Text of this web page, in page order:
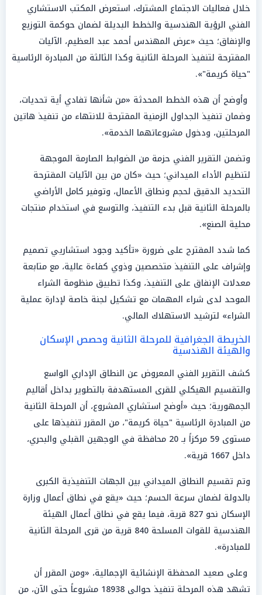
خلال فعاليات الاجتماع المشترك، استعرض المكتب الاستشاري
الفني الرؤية الهندسية والخطط البديلة لضمان حوكمة التوزيع
والإنفاق؛ حيث «عرض المهندس أحمد عبد العظيم، الآليات
المقترحة لتنفيذ المرحلة الثانية وكذا الثالثة من المبادرة الرئاسية
"حياة كريمة"».
وأوضح أن هذه الخطط المحدثة «من شأنها تفادي أية تحديات،
وضمان تنفيذ الجداول الزمنية المقترحة للانتهاء من تنفيذ هاتين
المرحلتين، ودخول مشروعاتهما الخدمة».
وتضمن التقرير الفني حزمة من الضوابط الصارمة الموجهة
لتنظيم الأداء الميداني؛ حيث «كان من بين الآليات المقترحة
التحديد الدقيق لحجم ونطاق الأعمال، وتوفير كامل الأراضي
بالمرحلة الثانية قبل بدء التنفيذ، والتوسع في استخدام منتجات
محلية الصنع».
كما شدد المقترح على ضرورة «تأكيد وجود استشاريي تصميم
وإشراف على التنفيذ متخصصين وذوي كفاءة عالية، مع متابعة
معدلات الإنفاق على التنفيذ، وكذا تطبيق منظومة الشراء
الموحد لدى شراء المهمات مع تشكيل لجنة خاصة لإدارة عملية
الشراء» لترشيد الاستهلاك المالي.
الخريطة الجغرافية للمرحلة الثانية وحصص الإسكان
والهيئة الهندسية
كشف التقرير الفني المعروض عن النطاق الإداري الواسع
والتقسيم الهيكلي للقرى المستهدفة بالتطوير بداخل أقاليم
الجمهورية؛ حيث «أوضح استشاري المشروع، أن المرحلة الثانية
من المبادرة الرئاسية "حياة كريمة"، من المقرر تنفيذها على
مستوى 59 مركزاً بـ 20 محافظة في الوجهين القبلي والبحري،
داخل 1667 قرية».
وتم تقسيم النطاق الميداني بين الجهات التنفيذية الكبرى
بالدولة لضمان سرعة الحسم؛ حيث «يقع في نطاق أعمال وزارة
الإسكان نحو 827 قرية، فيما يقع في نطاق أعمال الهيئة
الهندسية للقوات المسلحة 840 قرية من قرى المرحلة الثانية
للمبادرة».
وعلى صعيد المحفظة الإنشائية الإجمالية، «ومن المقرر أن
تشهد هذه المرحلة تنفيذ حوالي 18938 مشروعاً حتى الآن، من